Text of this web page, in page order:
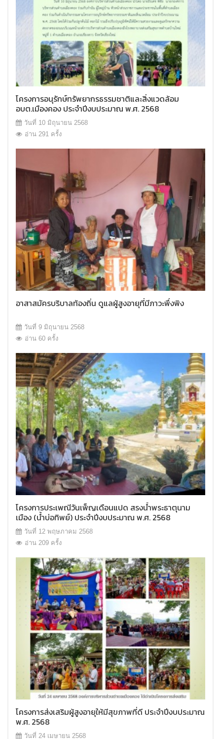
โครงการอนุรักษ์ทรัพยากรธรรมชาติและสิ่งแวดล้อม
อบต.เมืองคอง ประจำปีงบประมาณ พ.ศ. 2568
วันที่ 10 มิถุนายน 2568
อ่าน 291 ครั้ง
อาสาสมัครบริบาลท้องถิ่น ดูแลผู้สูงอายุที่มีภาวะพึ่งพิง
วันที่ 9 มิถุนายน 2568
อ่าน 60 ครั้ง
โครงการประเพณีวันเพ็ญเดือนแปด สรงน้ำพระธาตุนาม
เมือง (น้ำบ่อทิพย์) ประจำปีงบประมาณ พ.ศ. 2568
วันที่ 12 พฤษภาคม 2568
อ่าน 209 ครั้ง
โครงการส่งเสริมผู้สูงอายุให้มีสุขภาพที่ดี ประจำปีงบประมาณ
พ.ศ. 2568
วันที่ 24 เมษายน 2568